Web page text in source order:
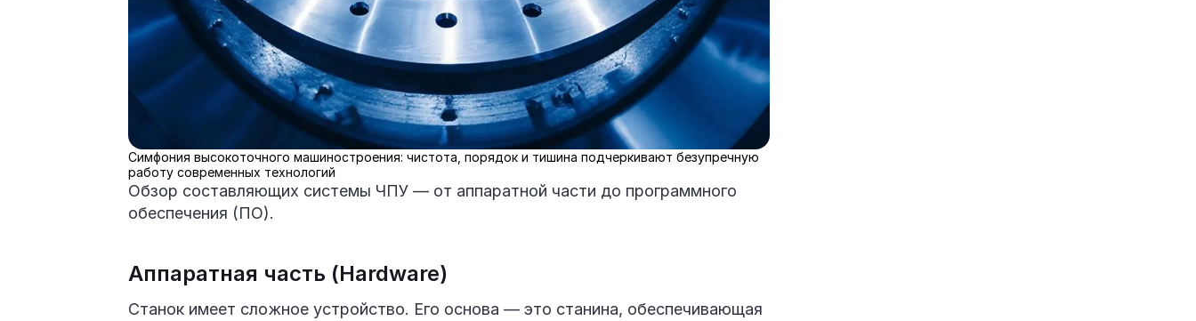
Симфония высокоточного машиностроения: чистота, порядок и тишина подчеркивают безупречную
работу современных технологий
Обзор составляющих системы ЧПУ — от аппаратной части до программного
обеспечения (ПО).
Аппаратная часть (Hardware)
Станок имеет сложное устройство. Его основа — это станина, обеспечивающая